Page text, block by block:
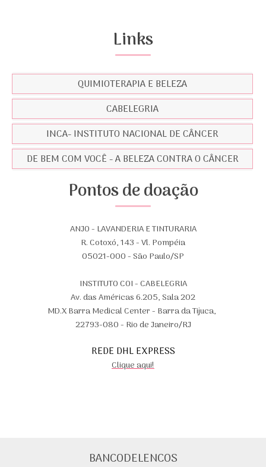
Links
QUIMIOTERAPIA E BELEZA
CABELEGRIA
INCA- INSTITUTO NACIONAL DE CÂNCER
DE BEM COM VOCÊ - A BELEZA CONTRA O CÂNCER
Pontos de doação
ANJO - LAVANDERIA E TINTURARIA
R. Cotoxó, 143 - Vl. Pompéia
05021-000 - São Paulo/SP
INSTITUTO COI - CABELEGRIA
Av. das Américas 6.205, Sala 202
MD.X Barra Medical Center - Barra da Tijuca,
22793-080 - Rio de Janeiro/RJ
REDE DHL EXPRESS
Clique aqui!
BANCODELENCOS